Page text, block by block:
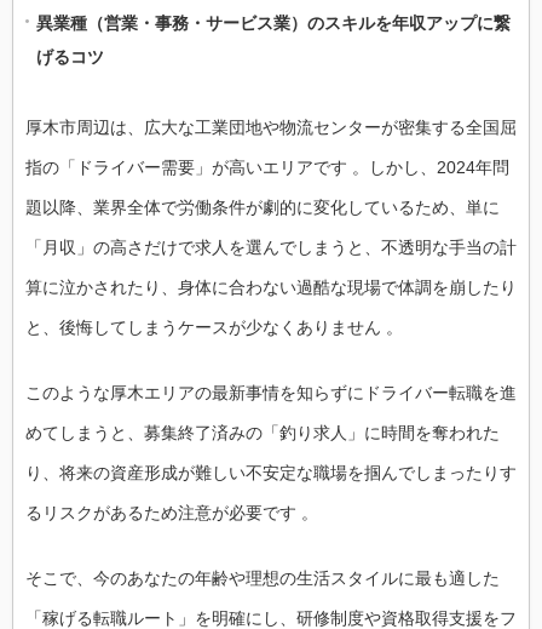
異業種（営業・事務・サービス業）のスキルを年収アップに繋
げるコツ
厚木市周辺は、広大な工業団地や物流センターが密集する全国屈
指の「ドライバー需要」が高いエリアです 。しかし、2024年問
題以降、業界全体で労働条件が劇的に変化しているため、単に
「月収」の高さだけで求人を選んでしまうと、不透明な手当の計
算に泣かされたり、身体に合わない過酷な現場で体調を崩したり
と、後悔してしまうケースが少なくありません 。
このような厚木エリアの最新事情を知らずにドライバー転職を進
めてしまうと、募集終了済みの「釣り求人」に時間を奪われた
り、将来の資産形成が難しい不安定な職場を掴んでしまったりす
るリスクがあるため注意が必要です 。
そこで、今のあなたの年齢や理想の生活スタイルに最も適した
「稼げる転職ルート」を明確にし、研修制度や資格取得支援をフ